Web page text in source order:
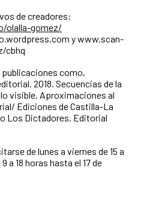
de creadores:
olalla-gomez/
y www.scan-
cbhq
como,
2018. Secuencias de la
visible. Aproximaciones al
Ediciones de Castilla-La
o Los Dictadores. Editorial
de lunes a viernes de 15 a
a 18 horas hasta el 17 de